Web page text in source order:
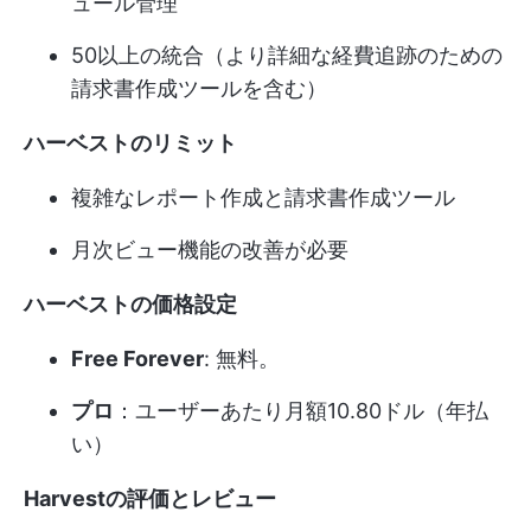
50以上の統合（より詳細な経費追跡のための
請求書作成ツールを含む）
ハーベストのリミット
複雑なレポート作成と請求書作成ツール
月次ビュー機能の改善が必要
ハーベストの価格設定
Free Forever: 無料。
プロ ：ユーザーあたり月額10.80ドル（年払
い）
Harvestの評価とレビュー